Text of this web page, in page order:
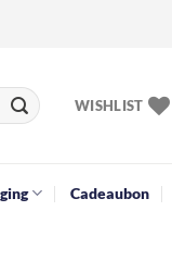
WISHLIST
Cadeaubon